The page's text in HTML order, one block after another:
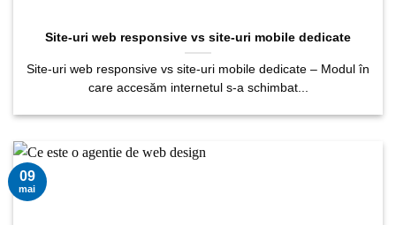
Site-uri web responsive vs site-uri mobile dedicate
Site-uri web responsive vs site-uri mobile dedicate – Modul în
care accesăm internetul s-a schimbat...
09
mai